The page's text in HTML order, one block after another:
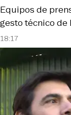
18:17
Equipos de
gesto técnico de